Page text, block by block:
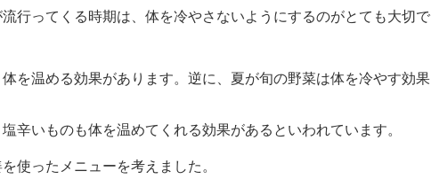
行ってくる時期は、体を冷やさないようにするのがとても大切で
を温める効果があります。逆に、夏が旬の野菜は体を冷やす効果
辛いものも体を温めてくれる効果があるといわれています。
使ったメニューを考えました。